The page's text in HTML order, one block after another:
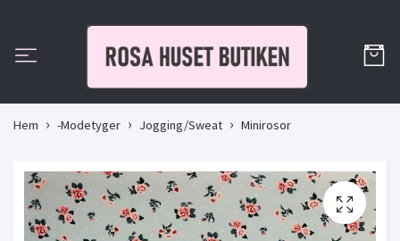
Hem -Modetyger Jogging/Sweat Minirosor